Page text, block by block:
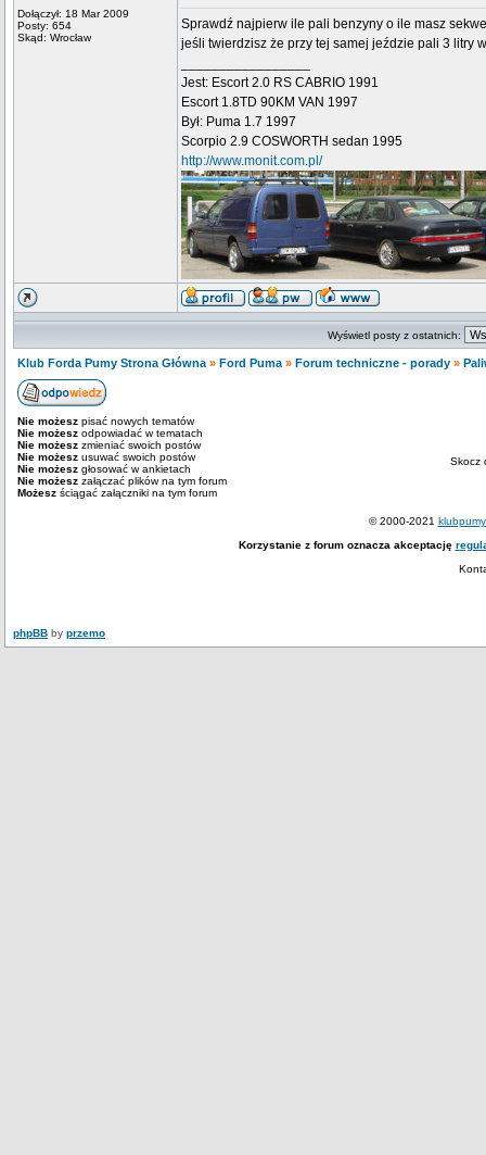
Dołączył: 18 Mar 2009
Posty: 654
Skąd: Wrocław
Sprawdź najpierw ile pali benzyny o ile masz
jeśli twierdzisz że przy tej samej jeździe pali 3 litry
Jest: Escort 2.0 RS CABRIO 1991
Escort 1.8TD 90KM VAN 1997
Był: Puma 1.7 1997
Scorpio 2.9 COSWORTH sedan 1995
http://www.monit.com.pl/
Wyświetl posty z ostatnich:
Klub Forda Pumy Strona Główna » Ford Puma » Forum techniczne - porady »
Nie możesz pisać nowych tematów
Nie możesz odpowiadać w tematach
Nie możesz zmieniać swoich postów
Nie możesz usuwać swoich postów
Nie możesz głosować w ankietach
Nie możesz załączać plików na tym forum
Możesz ściągać załączniki na tym forum
Skocz
© 2000-2021
Korzystanie z forum oznacza akceptację
phpBB by przemo